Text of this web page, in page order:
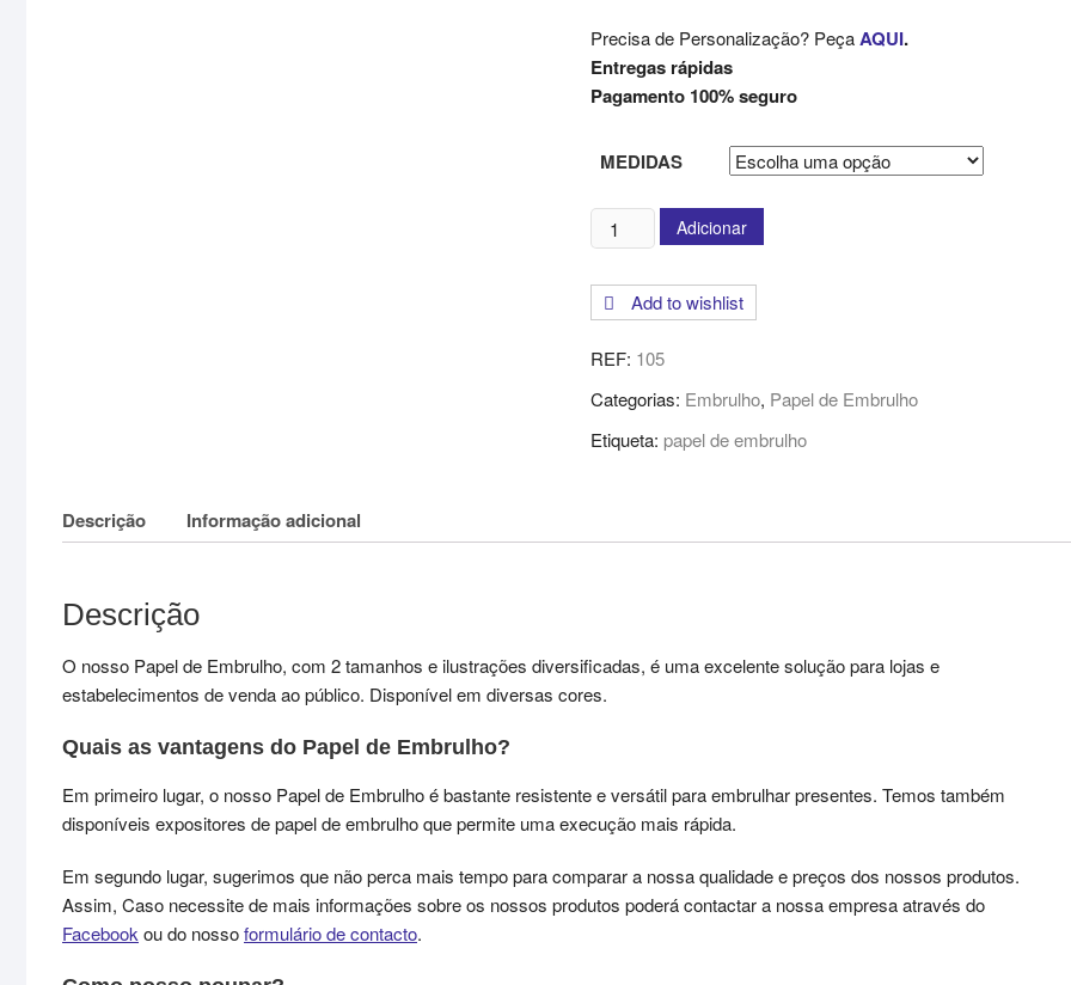
Precisa de Personalização? PeçaAQUI.
Entregas rápidas
Pagamento 100% seguro
MEDIDAS
Quantidade
de
de
Adicionar
Add to wishlist
REF: 105
Categorias: Embrulho, Papel de Embrulho
Etiqueta: papel de embrulho
Descrição Informação adicional
Descrição
O nosso Papel de Embrulho, com 2 tamanhos e ilustrações diversificadas, é uma excelente solução para lojas e
estabelecimentos de venda ao público. Disponível em diversas cores.
Quais as vantagens do Papel de Embrulho?
Em primeiro lugar, o nosso Papel de Embrulho é bastante resistente e versátil para embrulhar presentes. Temos também
disponíveis expositores de papel de embrulho que permite uma execução mais rápida.
Em segundo lugar, sugerimos que não perca mais tempo para comparar a nossa qualidade e preços dos nossos produtos.
Assim, Caso necessite de mais informações sobre os nossos produtos poderá contactar a nossa empresa através do
Facebookou do nossoformulário de contacto.